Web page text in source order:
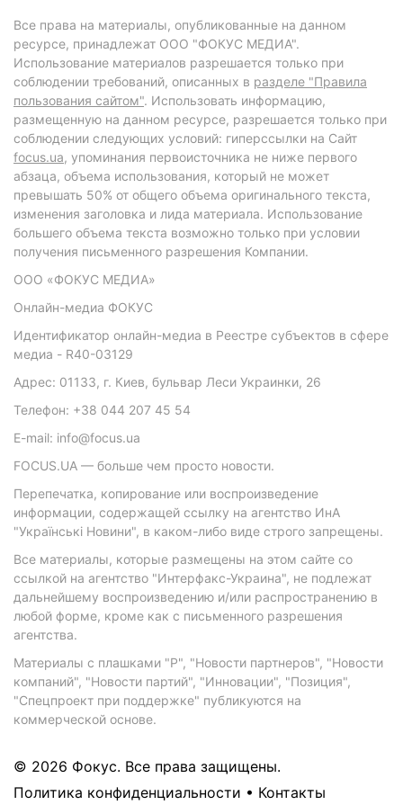
Все права на материалы, опубликованные на данном
ресурсе, принадлежат ООО "ФОКУС МЕДИА".
Использование материалов разрешается только при
соблюдении требований, описанных в разделе "Правила
пользования сайтом". Использовать информацию,
размещенную на данном ресурсе, разрешается только при
соблюдении следующих условий: гиперссылки на Сайт
focus.ua, упоминания первоисточника не ниже первого
абзаца, объема использования, который не может
превышать 50% от общего объема оригинального текста,
изменения заголовка и лида материала. Использование
большего объема текста возможно только при условии
получения письменного разрешения Компании.
ООО «ФОКУС МЕДИА»
Онлайн-медиа ФОКУС
Идентификатор онлайн-медиа в Реестре субъектов в сфере
медиа - R40-03129
Адрес: 01133, г. Киев, бульвар Леси Украинки, 26
Телефон: +38 044 207 45 54
E-mail: info@focus.ua
FOCUS.UA — больше чем просто новости.
Перепечатка, копирование или воспроизведение
информации, содержащей ссылку на агентство ИнА
"Українські Новини", в каком-либо виде строго запрещены.
Все материалы, которые размещены на этом сайте со
ссылкой на агентство "Интерфакс-Украина", не подлежат
дальнейшему воспроизведению и/или распространению в
любой форме, кроме как с письменного разрешения
агентства.
Материалы с плашками "Р", "Новости партнеров", "Новости
компаний", "Новости партий", "Инновации", "Позиция",
"Спецпроект при поддержке" публикуются на
коммерческой основе.
© 2026 Фокус. Все права защищены.
Политика конфиденциальности • Контакты